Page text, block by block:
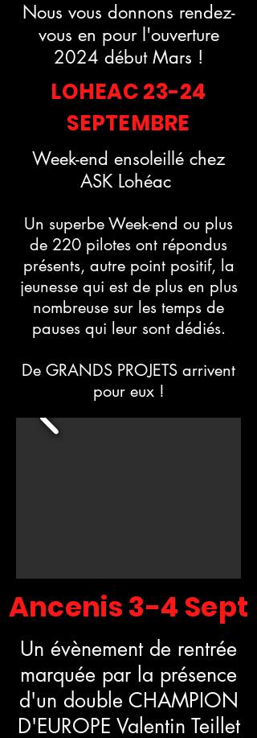
Nous vous donnons rendez-
vous en pour l'ouverture
2024 début Mars !
LOHEAC 23-24
SEPTEMBRE
Week-end ensoleillé chez
ASK Lohéac
Un superbe Week-end ou plus
de 220 pilotes ont répondus
présents, autre point positif, la
jeunesse qui est de plus en plus
nombreuse sur les temps de
pauses qui leur sont dédiés.
De GRANDS PROJETS arrivent
pour eux !
Ancenis 3-4 Sept
Un évènement de rentrée
marquée par la présence
d'un double CHAMPION
D'EUROPE Valentin Teillet